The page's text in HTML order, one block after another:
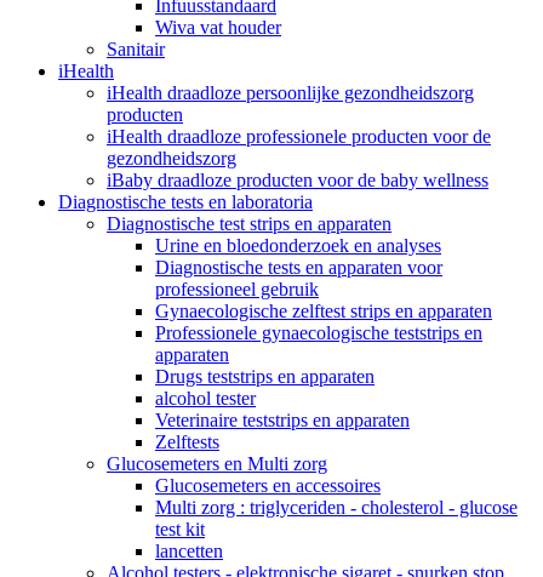
Infuusstandaard
Wiva vat houder
Sanitair
iHealth
iHealth draadloze persoonlijke gezondheidszorg
producten
iHealth draadloze professionele producten voor de
gezondheidszorg
iBaby draadloze producten voor de baby wellness
Diagnostische tests en laboratoria
Diagnostische test strips en apparaten
Urine en bloedonderzoek en analyses
Diagnostische tests en apparaten voor
professioneel gebruik
Gynaecologische zelftest strips en apparaten
Professionele gynaecologische teststrips en
apparaten
Drugs teststrips en apparaten
alcohol tester
Veterinaire teststrips en apparaten
Zelftests
Glucosemeters en Multi zorg
Glucosemeters en accessoires
Multi zorg : triglyceriden - cholesterol - glucose
test kit
lancetten
Alcohol testers - elektronische sigaret - snurken stop